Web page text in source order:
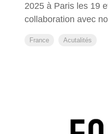
2025 à Paris les 19
collaboration avec
France Acutalités